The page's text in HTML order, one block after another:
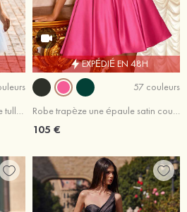
Robe trapèze épaule dénudée tulle courte/mini robe de fête de la rentrée
EXPÉDIÉ EN 48H
57 couleurs
Robe trapèze une épaule satin courte/mini robe de fête de la rentrée
105 €